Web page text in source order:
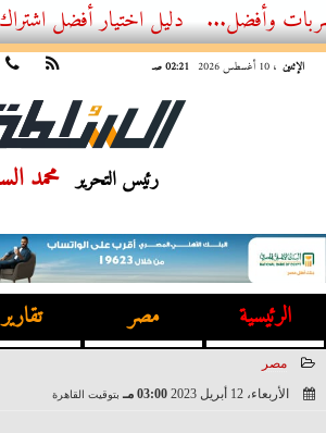
الإثنين ، 10 أغسطس 2026 02:21 صـ
رئيس التحرير محمد
الرئيسية مصر تقارير
مصر
الأربعاء، 12 أبريل 2023
03:00 مـ بتوقيت القاهرة